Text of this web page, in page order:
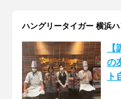
ハングリータイガー 横浜
の